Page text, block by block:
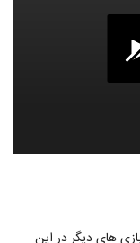
های دیگر در این